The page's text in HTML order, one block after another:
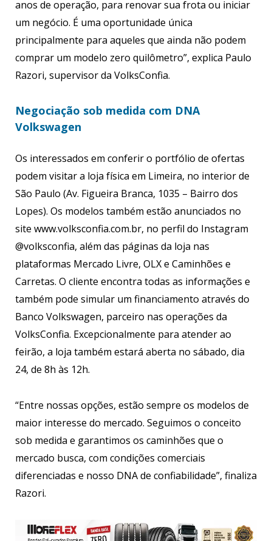
anos de operação, para renovar sua frota ou iniciar
um negócio. É uma oportunidade única
principalmente para aqueles que ainda não podem
comprar um modelo zero quilômetro”, explica Paulo
Razori, supervisor da VolksConfia.
Negociação sob medida com DNA
Volkswagen
Os interessados em conferir o portfólio de ofertas
podem visitar a loja física em Limeira, no interior de
São Paulo (Av. Figueira Branca, 1035 – Bairro dos
Lopes). Os modelos também estão anunciados no
site www.volksconfia.com.br, no perfil do Instagram
@volksconfia, além das páginas da loja nas
plataformas Mercado Livre, OLX e Caminhões e
Carretas. O cliente encontra todas as informações e
também pode simular um financiamento através do
Banco Volkswagen, parceiro nas operações da
VolksConfia. Excepcionalmente para atender ao
feirão, a loja também estará aberta no sábado, dia
24, de 8h às 12h.
“Entre nossas opções, estão sempre os modelos de
maior interesse do mercado. Seguimos o conceito
sob medida e garantimos os caminhões que o
mercado busca, com condições comerciais
diferenciadas e nosso DNA de confiabilidade”, finaliza
Razori.